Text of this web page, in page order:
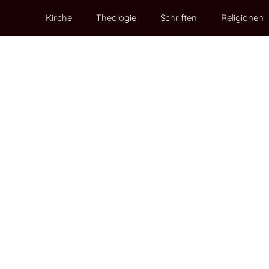
Kirche Theologie Schriften Religionen